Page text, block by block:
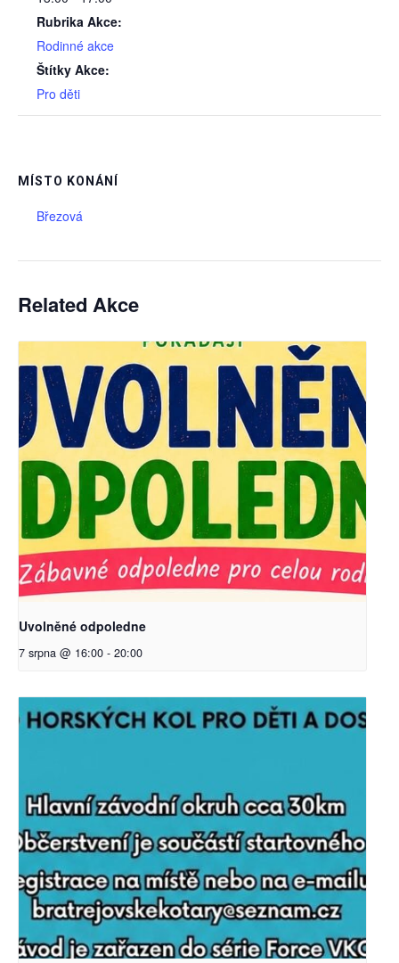
Rubrika Akce:
Rodinné akce
Štítky Akce:
Pro děti
MÍSTO KONÁNÍ
Březová
Related Akce
Uvolněné odpoledne
7 srpna @ 16:00 - 20:00